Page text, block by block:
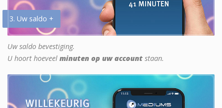
3. Uw saldo +
Uw saldo bevestiging.
U hoort hoeveel minuten op uw account staan.